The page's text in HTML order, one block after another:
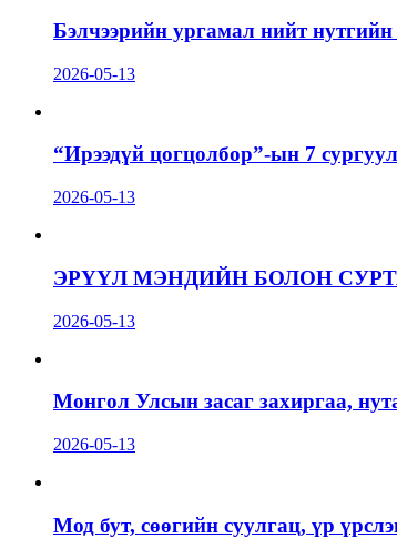
Бэлчээрийн ургамал нийт
2026-05-13
“Ирээдүй цогцолбор”-ын 7
2026-05-13
ЭРҮҮЛ МЭНДИЙН БОЛОН
2026-05-13
Монгол Улсын засаг захиргаа,
2026-05-13
Мод бут, сөөгийн суулгац, үр